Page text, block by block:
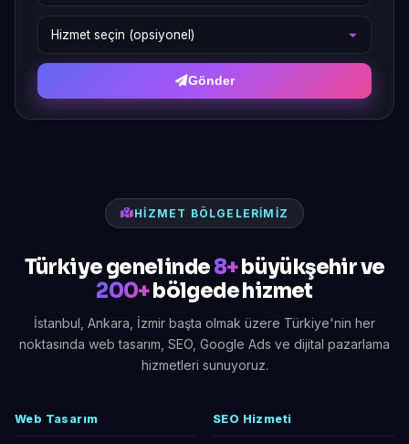
Gönder
HIZMET BÖLGELERIMIZ
Türkiye genelinde8+büyükşehir ve
200+bölgede hizmet
İstanbul, Ankara, İzmir başta olmak üzere Türkiye'nin her
noktasında web tasarım, SEO, Google Ads ve dijital pazarlama
hizmetleri sunuyoruz.
Web Tasarım SEO Hizmeti